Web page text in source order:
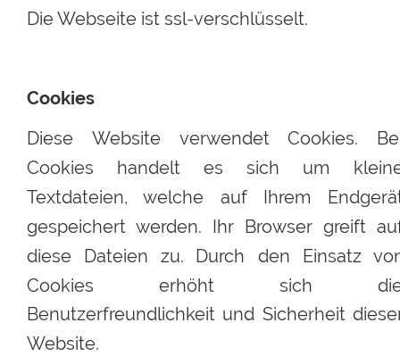
Die Webseite ist ssl-verschlüsselt.
Cookies
Diese
Website verwendet Cookies.
Cookies
handelt es sich um
Textdateien,
welche auf Ihrem
gespeichert werden. Ihr Browser greift
diese
Dateien zu. Durch den Einsatz
Cookies
erhöht sich
Benutzerfreundlichkeit und Sicherheit
Website.